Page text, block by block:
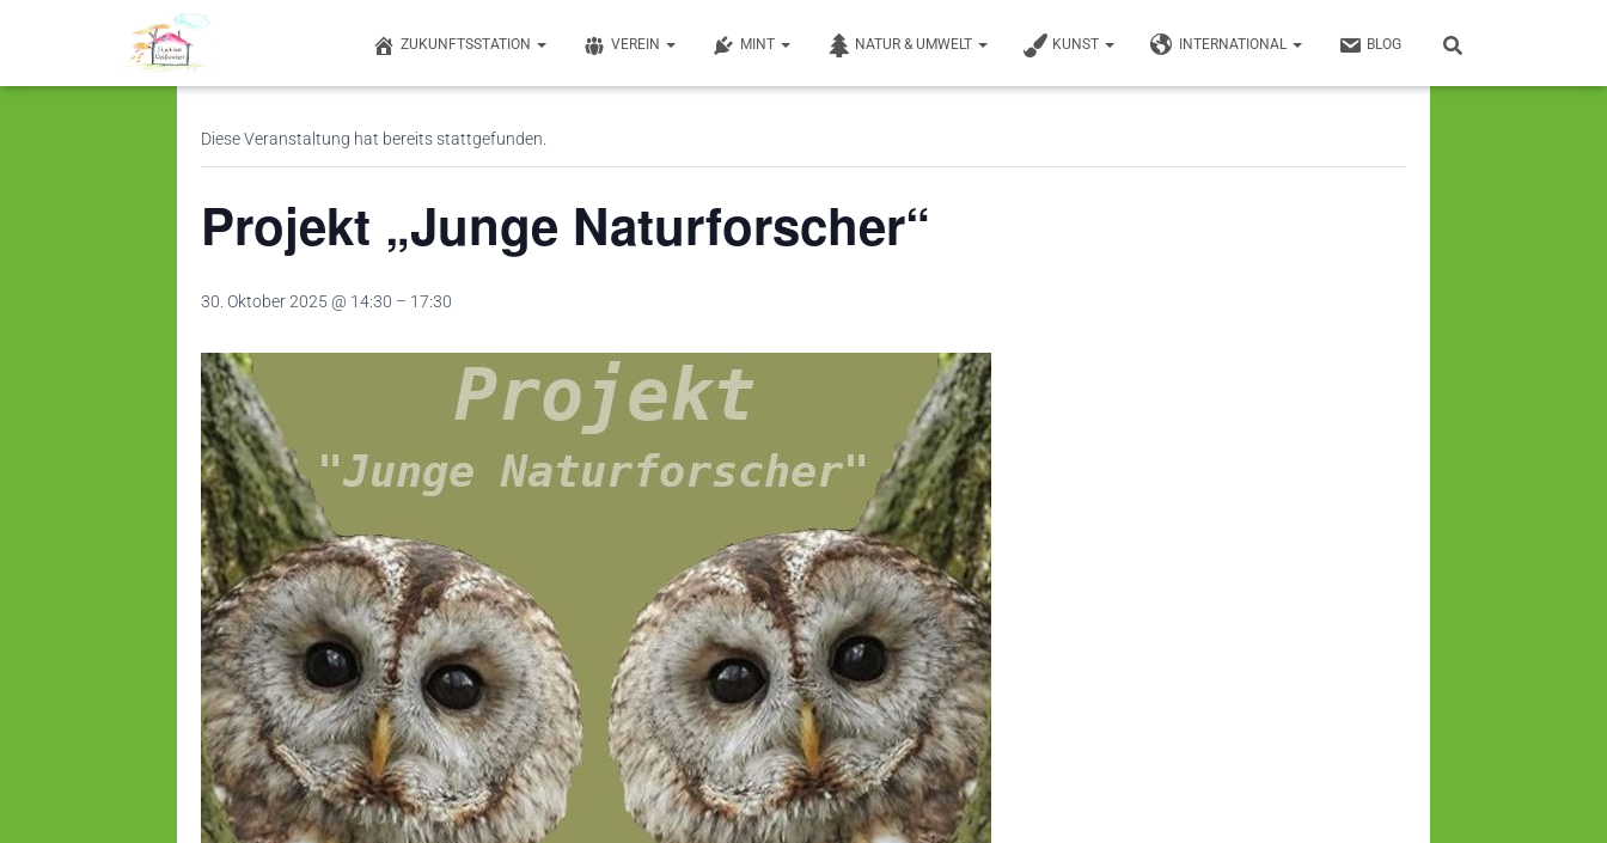
ZUKUNFTSSTATION VEREIN MINT NATUR & UMWELT KUNST INTERNATIONAL BLOG
« Alle Veranstaltungen
Diese Veranstaltung hat bereits stattgefunden.
Projekt „Junge Naturforscher“
30. Oktober 2025 @ 14:30 – 17:30